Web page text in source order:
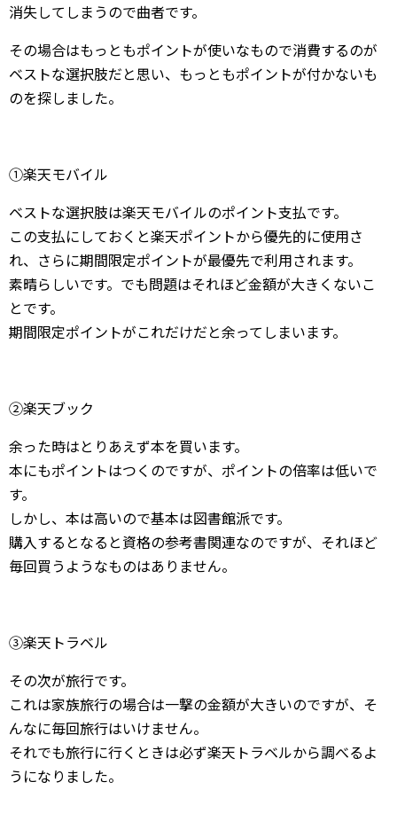
消失してしまうので曲者です。
その場合はもっともポイントが使いなもので消費するのが
ベストな選択肢だと思い、もっともポイントが付かないも
のを探しました。
①楽天モバイル
ベストな選択肢は楽天モバイルのポイント支払です。
この支払にしておくと楽天ポイントから優先的に使用さ
れ、さらに期間限定ポイントが最優先で利用されます。
素晴らしいです。でも問題はそれほど金額が大きくないこ
とです。
期間限定ポイントがこれだけだと余ってしまいます。
②楽天ブック
余った時はとりあえず本を買います。
本にもポイントはつくのですが、ポイントの倍率は低いで
す。
しかし、本は高いので基本は図書館派です。
購入するとなると資格の参考書関連なのですが、それほど
毎回買うようなものはありません。
③楽天トラベル
その次が旅行です。
これは家族旅行の場合は一撃の金額が大きいのですが、そ
んなに毎回旅行はいけません。
それでも旅行に行くときは必ず楽天トラベルから調べるよ
うになりました。